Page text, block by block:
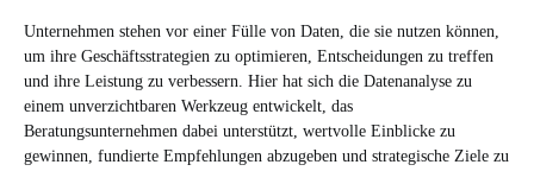
Unternehmen stehen vor einer Fülle von Daten, die sie nutzen können,
um ihre Geschäftsstrategien zu optimieren, Entscheidungen zu treffen
und ihre Leistung zu verbessern. Hier hat sich die Datenanalyse zu
einem unverzichtbaren Werkzeug entwickelt, das
Beratungsunternehmen dabei unterstützt, wertvolle Einblicke zu
gewinnen, fundierte Empfehlungen abzugeben und strategische Ziele zu